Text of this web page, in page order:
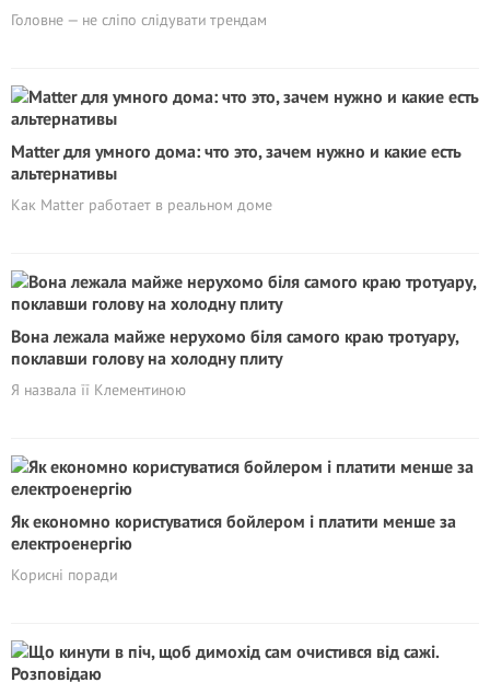
Головне — не сліпо слідувати трендам
Matter для умного дома: что это, зачем нужно и какие есть
альтернативы
Как Matter работает в реальном доме
Вона лежала майже нерухомо біля самого краю тротуару,
поклавши голову на холодну плиту
Я назвала її Клементиною
Як економно користуватися бойлером і платити менше за
електроенергію
Корисні поради